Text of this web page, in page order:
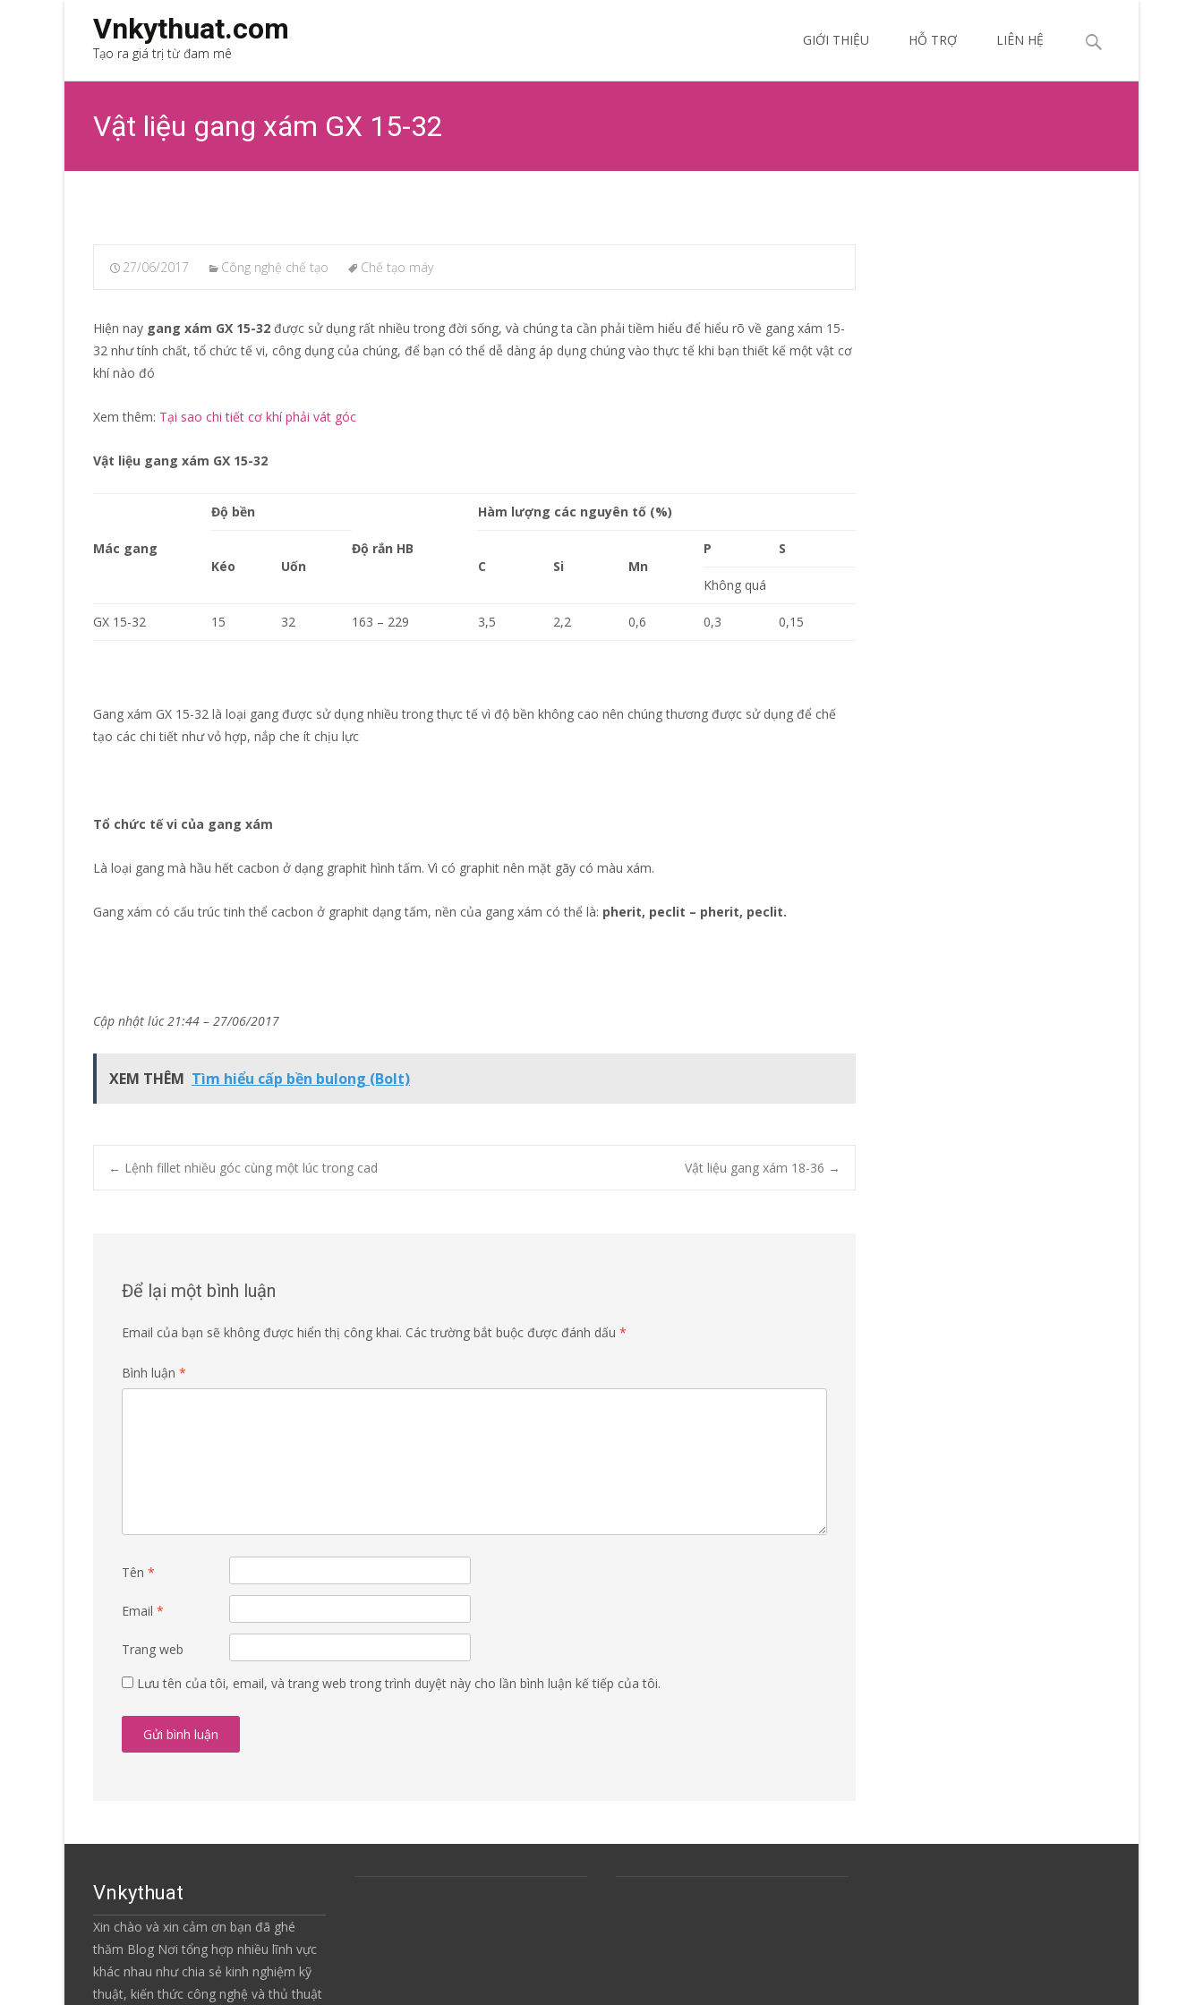
Vnkythuat.com
Tạo ra giá trị từ đam mê
GIỚI THIỆU HỖ TRỢ LIÊN HỆ
Search
Vật liệu gang xám GX 15-32
27/06/2017 Công nghệ chế tạo Chế tạo máy
Hiện nay gang xám GX 15-32 được sử dụng rất nhiều trong đời sống, và chúng ta cần phải tiềm hiểu để hiểu rõ về gang xám 15-
32 như tính chất, tổ chức tế vi, công dụng của chúng, để bạn có thể dễ dàng áp dụng chúng vào thực tế khi bạn thiết kế một vật cơ
khí nào đó
Xem thêm: Tại sao chi tiết cơ khí phải vát góc
Vật liệu gang xám GX 15-32
Mác gang
Độ bền
Độ rắn HB
Hàm lượng các nguyên tố (%)
Kéo Uốn C Si Mn
P S
Không quá
GX 15-32 15 32 163 – 229 3,5 2,2 0,6 0,3 0,15
Gang xám GX 15-32 là loại gang được sử dụng nhiều trong thực tế vì độ bền không cao nên chúng thương được sử dụng để chế
tạo các chi tiết như vỏ hợp, nắp che ít chịu lực
Tổ chức tế vi của gang xám
Là loại gang mà hầu hết cacbon ở dạng graphit hình tấm. Vì có graphit nên mặt gãy có màu xám.
Gang xám có cấu trúc tinh thể cacbon ở graphit dạng tấm, nền của gang xám có thể là: pherit, peclit – pherit, peclit.
Cập nhật lúc 21:44 – 27/06/2017
XEM THÊM Tìm hiểu cấp bền bulong (Bolt)
Post
← Lệnh fillet nhiều góc cùng một lúc trong cad Vật liệu gang xám 18-36 →
Để lại một bình luận
Email của bạn sẽ không được hiển thị công khai. Các trường bắt buộc được đánh dấu *
Bình luận *
Tên *
Email *
Trang web
Lưu tên của tôi, email, và trang web trong trình duyệt này cho lần bình luận kế tiếp của tôi.
Vnkythuat
Xin chào và xin cảm ơn bạn đã ghé
thăm Blog Nơi tổng hợp nhiều lĩnh vực
khác nhau như chia sẻ kinh nghiệm kỹ
thuật, kiến thức công nghệ và thủ thuật